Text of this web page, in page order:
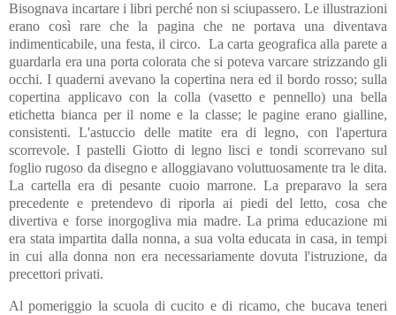
Bisognava incartare i libri perché non si sciupassero. Le illustrazioni
erano così rare che la pagina che ne portava una diventava
indimenticabile, una festa, il circo. La carta geografica alla parete a
guardarla era una porta colorata che si poteva varcare strizzando gli
occhi. I quaderni avevano la copertina nera ed il bordo rosso; sulla
copertina applicavo con la colla (vasetto e pennello) una bella
etichetta bianca per il nome e la classe; le pagine erano gialline,
consistenti. L'astuccio delle matite era di legno, con l'apertura
scorrevole. I pastelli Giotto di legno lisci e tondi scorrevano sul
foglio rugoso da disegno e alloggiavano voluttuosamente tra le dita.
La cartella era di pesante cuoio marrone. La preparavo la sera
precedente e pretendevo di riporla ai piedi del letto, cosa che
divertiva e forse inorgogliva mia madre. La prima educazione mi
era stata impartita dalla nonna, a sua volta educata in casa, in tempi
in cui alla donna non era necessariamente dovuta l'istruzione, da
precettori privati.
Al pomeriggio la scuola di cucito e di ricamo, che bucava teneri